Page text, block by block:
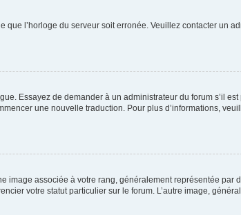
que l’horloge du serveur soit erronée. Veuillez contacter un
Essayez de demander à un administrateur du forum s’il est
une nouvelle traduction. Pour plus d’informations,
image associée à votre rang, généralement représentée par
votre statut particulier sur le forum. L’autre image,